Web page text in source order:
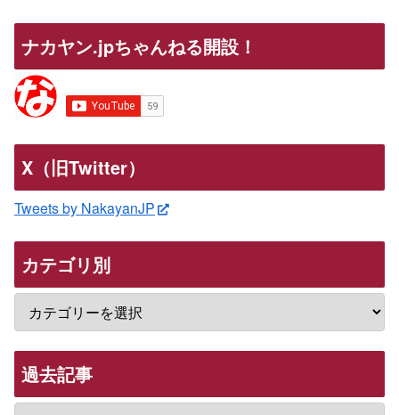
ナカヤン.jpちゃんねる開設！
X（旧Twitter）
Tweets by NakayanJP
カテゴリ別
過去記事